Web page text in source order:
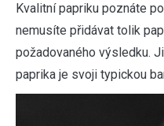
Kvalitní papriku poznáte
nemusíte přidávat tolik
požadovaného výsledku.
paprika je svoji typickou